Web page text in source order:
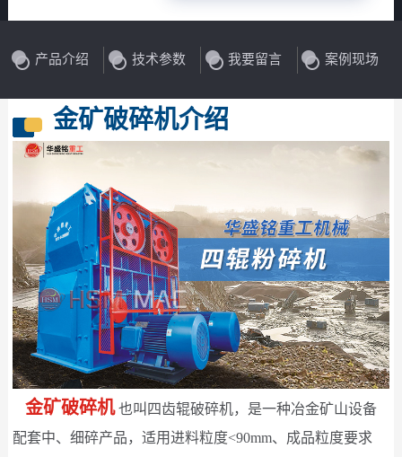
产品介绍 技术参数 我要留言 案例现场
金矿破碎机介绍
金矿破碎机 也叫四齿辊破碎机，是一种冶金矿山设备
配套中、细碎产品，适用进料粒度<90mm、成品粒度要求